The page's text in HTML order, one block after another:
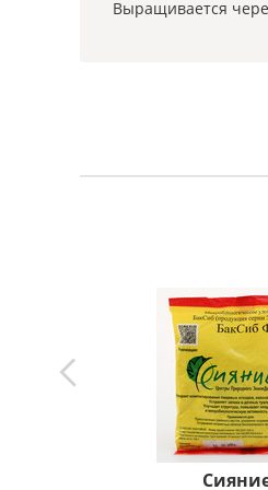
Выращивается